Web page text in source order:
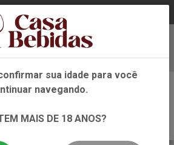
Baixe já nosso APP
sua idade para você
navegando.
MAIS DE 18 ANOS?